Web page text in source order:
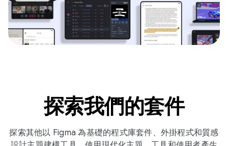
探索我們的套件
探索其他以 Figma 為基礎的程式庫套件、外掛程式和質感